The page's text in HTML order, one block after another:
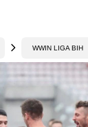
WWIN LIGA BIH